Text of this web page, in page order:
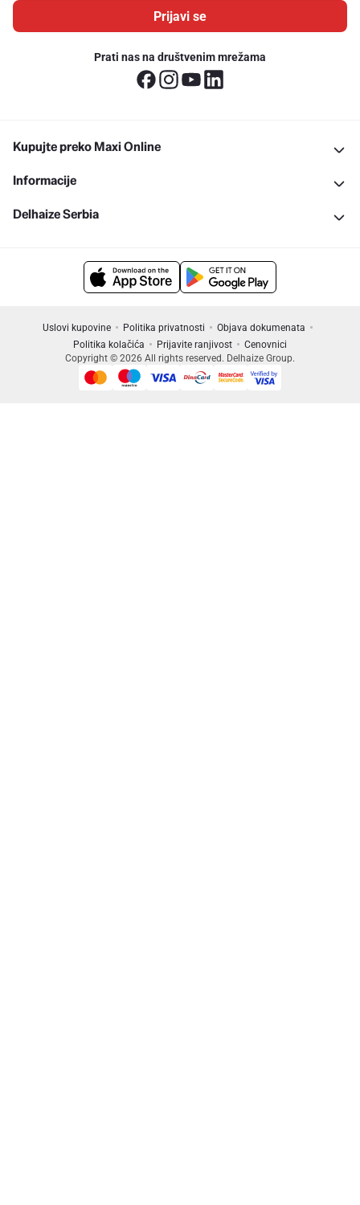
Prijavi se
Prati nas na društvenim mrežama
Kupujte preko Maxi Online
Informacije
Delhaize Serbia
Uslovi kupovine Politika privatnosti
Objava dokumenata
Politika kolačića
Prijavite ranjivost
Cenovnici
Copyright © 2026 All rights reserved. Delhaize Group.